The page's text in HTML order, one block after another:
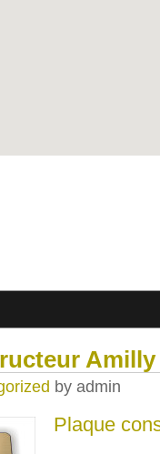
Amilly
by admin
Plaque